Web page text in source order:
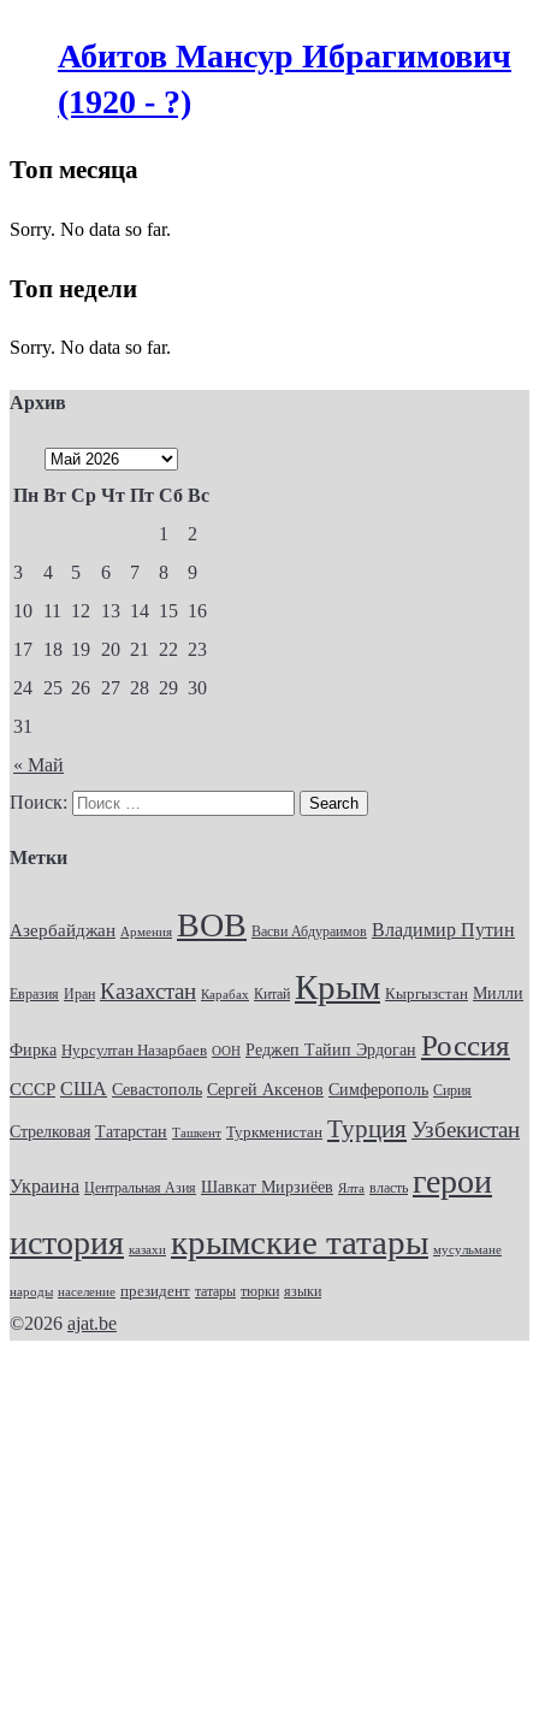
Абитов Мансур Ибрагимович
(1920 - ?)
Топ месяца
Sorry. No data so far.
Топ недели
Sorry. No data so far.
Архив
Пн Вт Ср Чт Пт Сб Вс
« Май
1
2
3
4 5 6 7 8
9
10 11 12 13 14 15 16
17 18 19 20 21 22 23
24 25 26 27 28 29 30
31
Поиск:
Метки
Азербайджан Армения ВОВ Васви Абдураимов Владимир Путин
Евразия Иран Казахстан Карабах Китай Крым Кыргызстан Милли
Фирка Нурсултан Назарбаев ООН Реджеп Тайип Эрдоган Россия
СССР США Севастополь Сергей Аксенов Симферополь Сирия
Стрелковая Татарстан Ташкент Туркменистан Турция Узбекистан
Украина Центральная Азия Шавкат Мирзиёев Ялта власть герои
история казахи крымские татары мусульмане
народы население президент татары тюрки языки
©2026 ajat.be